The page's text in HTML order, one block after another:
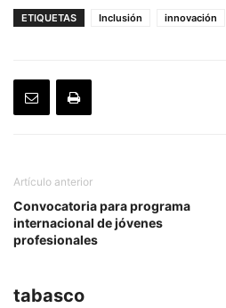
ETIQUETAS Inclusión innovación
Artículo anterior
Convocatoria para programa
internacional de jóvenes
profesionales
tabasco